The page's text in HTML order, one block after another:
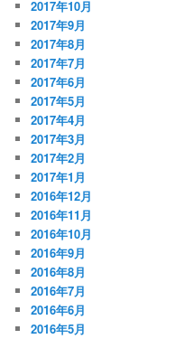
2017年10月
2017年9月
2017年8月
2017年7月
2017年6月
2017年5月
2017年4月
2017年3月
2017年2月
2017年1月
2016年12月
2016年11月
2016年10月
2016年9月
2016年8月
2016年7月
2016年6月
2016年5月